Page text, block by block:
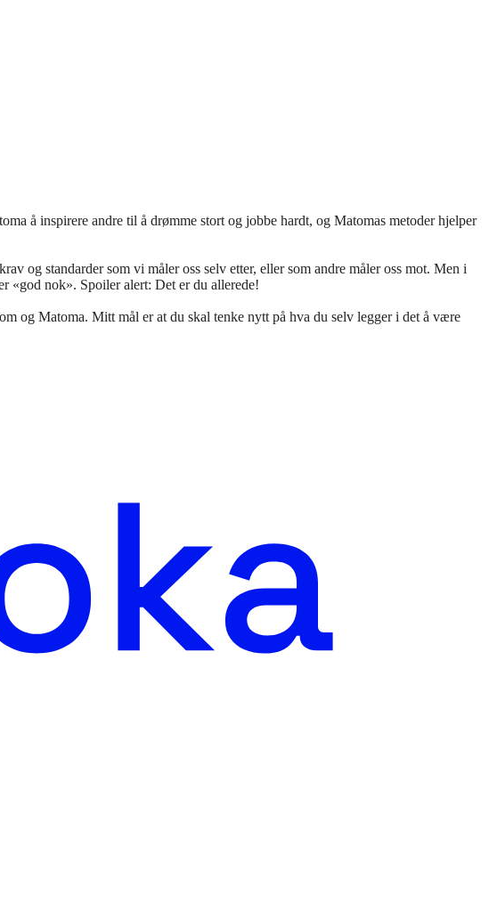
å inspirere andre til å drømme stort og jobbe hardt, og Matomas metoder hjelper
og standarder som vi måler oss selv etter, eller som andre måler oss mot. Men i
«god nok». Spoiler alert: Det er du allerede!
og Matoma. Mitt mål er at du skal tenke nytt på hva du selv legger i det å være